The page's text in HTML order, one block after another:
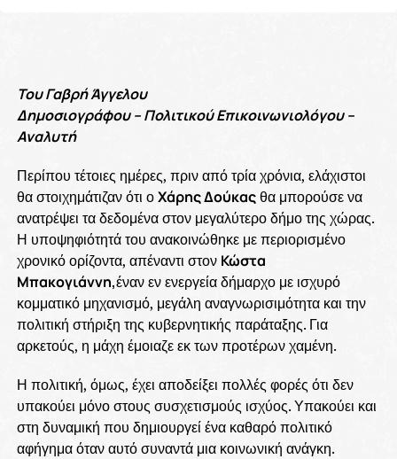
Του Γαβρή Άγγελου
Δημοσιογράφου – Πολιτικού Επικοινωνιολόγου –
Αναλυτή
Περίπου τέτοιες ημέρες, πριν από τρία χρόνια, ελάχιστοι
θα στοιχημάτιζαν ότι οΧάρης Δούκαςθα μπορούσε να
ανατρέψει τα δεδομένα στον μεγαλύτερο δήμο της χώρας.
Η υποψηφιότητά του ανακοινώθηκε με περιορισμένο
χρονικό ορίζοντα, απέναντι στον Κώστα
Μπακογιάννη,έναν εν ενεργεία δήμαρχο με ισχυρό
κομματικό μηχανισμό, μεγάλη αναγνωρισιμότητα και την
πολιτική στήριξη της κυβερνητικής παράταξης. Για
αρκετούς, η μάχη έμοιαζε εκ των προτέρων χαμένη.
Η πολιτική, όμως, έχει αποδείξει πολλές φορές ότι δεν
υπακούει μόνο στους συσχετισμούς ισχύος. Υπακούει και
στη δυναμική που δημιουργεί ένα καθαρό πολιτικό
αφήγημα όταν αυτό συναντά μια κοινωνική ανάγκη.